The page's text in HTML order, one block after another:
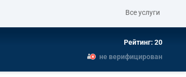
Все услуги
Рейтинг: 20
не верифицирован